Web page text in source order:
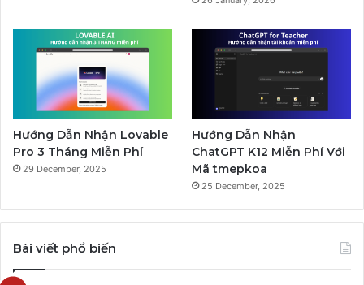
Hướng Dẫn Nhận Lovable
Pro 3 Tháng Miễn Phí
29 December, 2025
Hướng Dẫn Nhận
ChatGPT K12 Miễn Phí Với
Mã tmepkoa
25 December, 2025
Bài viết phổ biến